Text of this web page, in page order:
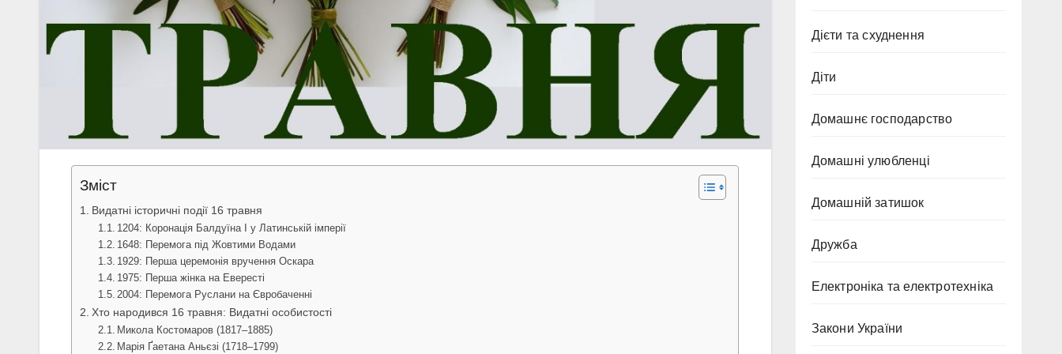
Зміст
Видатні історичні події 16 травня
1204: Коронація Балдуїна I у Латинській імперії
1648: Перемога під Жовтими Водами
1929: Перша церемонія вручення Оскара
1975: Перша жінка на Евересті
2004: Перемога Руслани на Євробаченні
Хто народився 16 травня: Видатні особистості
Микола Костомаров (1817–1885)
Марія Ґаетана Аньєзі (1718–1799)
Дієти та схуднення
Діти
Домашнє господарство
Домашні улюбленці
Домашній затишок
Дружба
Електроніка та електротехніка
Закони України